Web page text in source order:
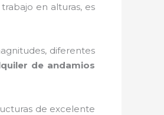
en alturas, es
diferentes
de andamios
de excelente